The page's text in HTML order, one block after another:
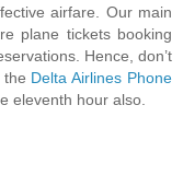
airfare. Our main
plane tickets booking
Hence, don’t
Delta Airlines Phone
eleventh hour also.